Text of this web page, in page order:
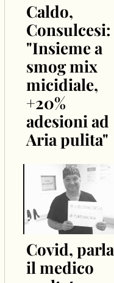
Caldo,
Consulcesi:
"Insieme a
smog mix
micidiale,
+20%
adesioni ad
Aria pulita"
Covid, parla
il medico